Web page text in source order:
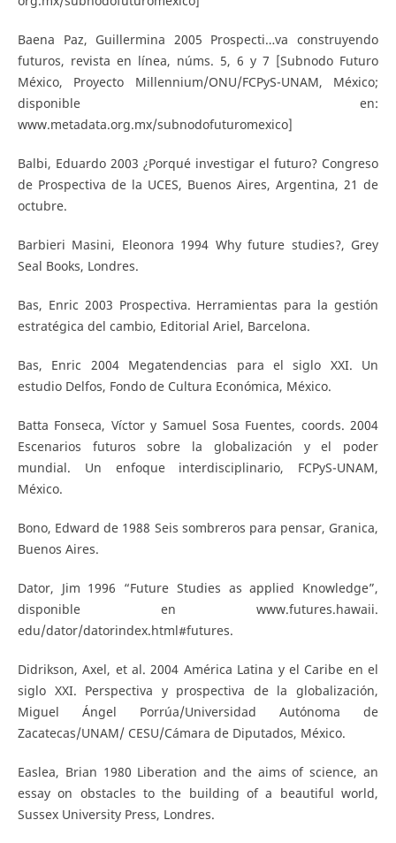
Baena Paz, Guillermina 2005 Prospecti…va construyendo
futuros, revista en línea, núms. 5, 6 y 7 [Subnodo Futuro
México, Proyecto Millennium/ONU/FCPyS-UNAM, México;
disponible en:
www.metadata.org.mx/subnodofuturomexico]
Balbi, Eduardo 2003 ¿Porqué investigar el futuro? Congreso
de Prospectiva de la UCES, Buenos Aires, Argentina, 21 de
octubre.
Barbieri Masini, Eleonora 1994 Why future studies?, Grey
Seal Books, Londres.
Bas, Enric 2003 Prospectiva. Herramientas para la gestión
estratégica del cambio, Editorial Ariel, Barcelona.
Bas, Enric 2004 Megatendencias para el siglo XXI. Un
estudio Delfos, Fondo de Cultura Económica, México.
Batta Fonseca, Víctor y Samuel Sosa Fuentes, coords. 2004
Escenarios futuros sobre la globalización y el poder
mundial. Un enfoque interdisciplinario, FCPyS-UNAM,
México.
Bono, Edward de 1988 Seis sombreros para pensar, Granica,
Buenos Aires.
Dator, Jim 1996 “Future Studies as applied Knowledge”,
disponible en www.futures.hawaii.
edu/dator/datorindex.html#futures.
Didrikson, Axel, et al. 2004 América Latina y el Caribe en el
siglo XXI. Perspectiva y prospectiva de la globalización,
Miguel Ángel Porrúa/Universidad Autónoma de
Zacatecas/UNAM/ CESU/Cámara de Diputados, México.
Easlea, Brian 1980 Liberation and the aims of science, an
essay on obstacles to the building of a beautiful world,
Sussex University Press, Londres.